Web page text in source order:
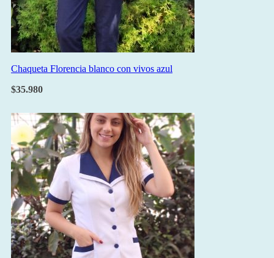
Chaqueta Florencia blanco con vivos azul
$35.980